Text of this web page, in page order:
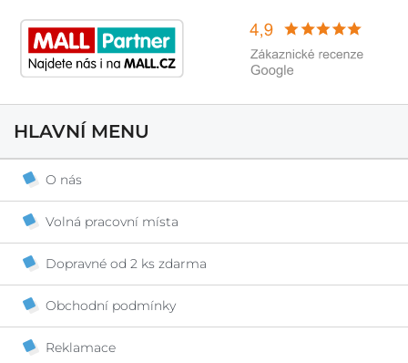
HLAVNÍ MENU
O nás
Volná pracovní místa
Dopravné od 2 ks zdarma
Obchodní podmínky
Reklamace